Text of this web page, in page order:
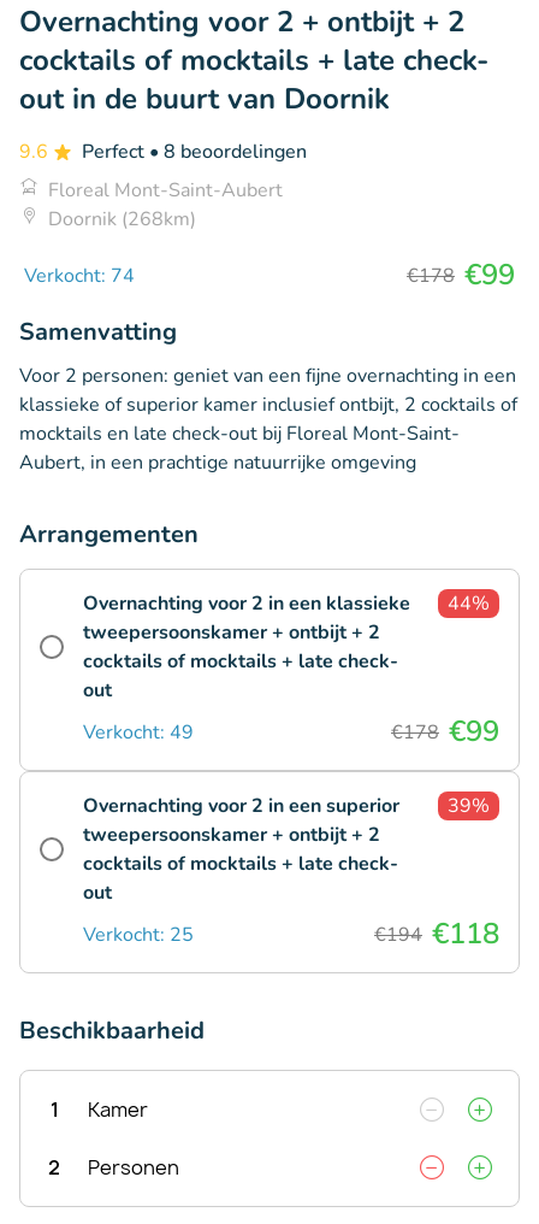
Overnachting voor 2 + ontbijt + 2
cocktails of mocktails + late check-
out in de buurt van Doornik
9.6 Perfect • 8 beoordelingen
Floreal Mont-Saint-Aubert
Doornik (268km)
Verkocht: 74 €178 €99
Samenvatting
Voor 2 personen: geniet van een fijne overnachting in een
klassieke of superior kamer inclusief ontbijt, 2 cocktails of
mocktails en late check-out bij Floreal Mont-Saint-
Aubert, in een prachtige natuurrijke omgeving
Arrangementen
Overnachting voor 2 in een klassieke
tweepersoonskamer + ontbijt + 2
cocktails of mocktails + late check-
out
44%
Verkocht: 49 €178 €99
Overnachting voor 2 in een superior
tweepersoonskamer + ontbijt + 2
cocktails of mocktails + late check-
out
39%
Verkocht: 25 €194 €118
Beschikbaarheid
1 Kamer
2 Personen